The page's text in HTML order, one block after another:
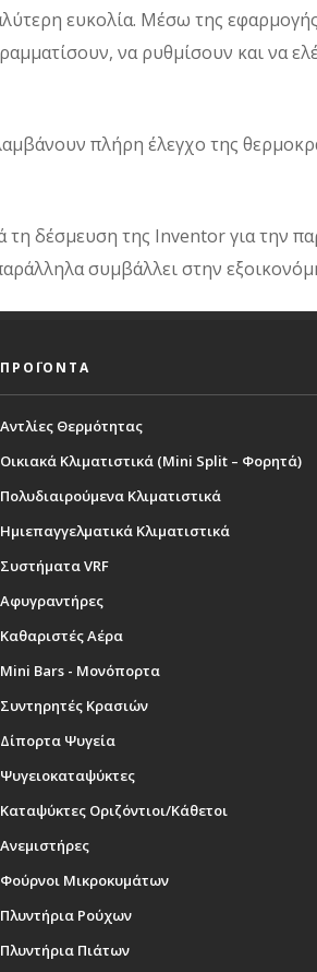
ευκολία. Μέσω της
να ρυθμίσουν και να
πλήρη έλεγχο της
τη δέσμευση της Inventor για την
συμβάλλει στην
ΠΡΟΪΟΝΤΑ
Αντλίες Θερμότητας
Οικιακά Κλιματιστικά (Mini Split – Φορητά)
Πολυδιαιρούμενα Κλιματιστικά
Ημιεπαγγελματικά Κλιματιστικά
Συστήματα VRF
Αφυγραντήρες
Καθαριστές Αέρα
Mini Bars - Μονόπορτα
Συντηρητές Κρασιών
Δίπορτα Ψυγεία
Ψυγειοκαταψύκτες
Καταψύκτες Οριζόντιοι/Κάθετοι
Ανεμιστήρες
Φούρνοι Μικροκυμάτων
Πλυντήρια Ρούχων
Πλυντήρια Πιάτων